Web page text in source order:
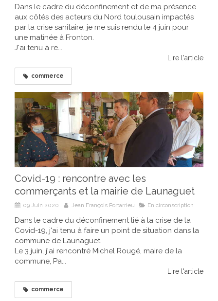
Dans le cadre du déconfinement et de ma présence
aux côtés des acteurs du Nord toulousain impactés
par la crise sanitaire, je me suis rendu le 4 juin pour
une matinée à Fronton.
J'ai tenu à re...
Lire l'article
commerce
Covid-19 : rencontre avec les
commerçants et la mairie de Launaguet
09 Juin 2020 Jean François Portarrieu En circonscription
Dans le cadre du déconfinement lié à la crise de la
Covid-19, j'ai tenu à faire un point de situation dans la
commune de Launaguet.
Le 3 juin, j'ai rencontré Michel Rougé, maire de la
commune, Pa...
Lire l'article
commerce